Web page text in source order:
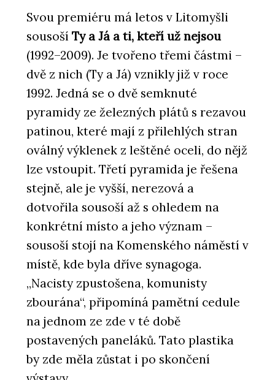
Svou premiéru má letos v Litomyšli
sousoší Ty a Já a ti, kteří už nejsou
(1992–2009). Je tvořeno třemi částmi –
dvě z nich (Ty a Já) vznikly již v roce
1992. Jedná se o dvě semknuté
pyramidy ze železných plátů s rezavou
patinou, které mají z přilehlých stran
oválný výklenek z leštěné oceli, do nějž
lze vstoupit. Třetí pyramida je řešena
stejně, ale je vyšší, nerezová a
dotvořila sousoší až s ohledem na
konkrétní místo a jeho význam –
sousoší stojí na Komenského náměstí v
místě, kde byla dříve synagoga.
„Nacisty zpustošena, komunisty
zbourána“, připomíná pamětní cedule
na jednom ze zde v té době
postavených paneláků. Tato plastika
by zde měla zůstat i po skončení